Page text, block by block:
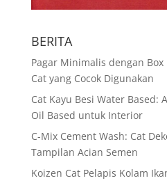
BERITA
Pagar Minimalis dengan
Cat yang Cocok Digunakan
Cat Kayu Besi Water Based:
Oil Based untuk Interior
C-Mix Cement Wash: Cat
Tampilan Acian Semen
Koizen Cat Pelapis Kolam